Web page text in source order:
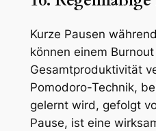
Kurze Pausen
können einem
Gesamtproduktivität
Pomodoro-Technik,
gelernt wird, gefolgt
Pause, ist eine